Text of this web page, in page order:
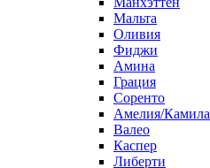
Мальта
Оливия
Фиджи
Амина
Грация
Соренто
Амелия/Камила
Валео
Каспер
Либерти